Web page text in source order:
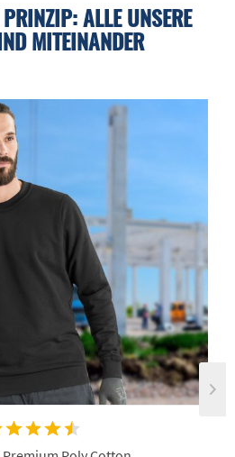
ALLE UNSERE
MITEINANDER